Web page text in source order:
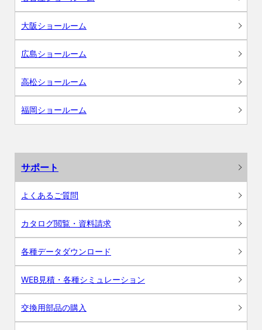
大阪ショールーム
広島ショールーム
高松ショールーム
福岡ショールーム
サポート
よくあるご質問
カタログ閲覧・資料請求
各種データダウンロード
WEB見積・各種シミュレーション
交換用部品の購入